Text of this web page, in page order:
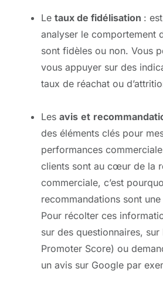
Le taux de fidélisation :
analyser le comportement
sont fidèles ou non. Vous
vous appuyer sur des
taux de réachat ou
Les avis et
des éléments clés pour
performances
clients sont au cœur de la
commerciale, c’est
recommandations sont une
Pour récolter ces
sur des questionnaires, sur
Promoter Score) ou
un avis sur Google par